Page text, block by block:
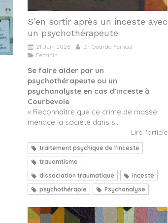
S’en sortir après un inceste avec
un psychothérapeute
21 Juin 2026
Dr. Ouarda Ferlicot
Féminin
Se faire aider par un
psychothérapeute ou un
psychanalyste en cas d’inceste à
Courbevoie
« Reconnaître que ce crime de masse
menace la société dans s...
Lire l'article
traitement psychique de l'inceste
trauamtisme
dissociation traumatique
inceste
psychothérapie
Psychanalyse